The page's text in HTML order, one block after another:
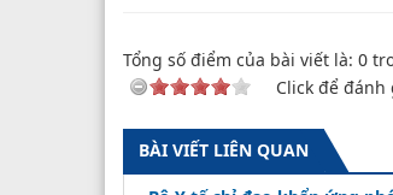
Tổng số điểm của bài viết là: 0
Click để
BÀI VIẾT LIÊN QUAN